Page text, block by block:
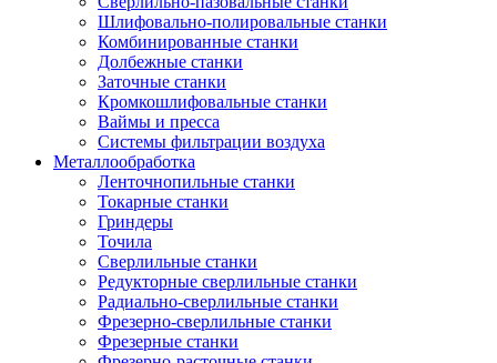
Шлифовально-полировальные станки
Комбинированные станки
Долбежные станки
Заточные станки
Кромкошлифовальные станки
Ваймы и пресса
Системы фильтрации воздуха
Металлообработка
Ленточнопильные станки
Токарные станки
Гриндеры
Точила
Сверлильные станки
Редукторные сверлильные станки
Радиально-сверлильные станки
Фрезерно-сверлильные станки
Фрезерные станки